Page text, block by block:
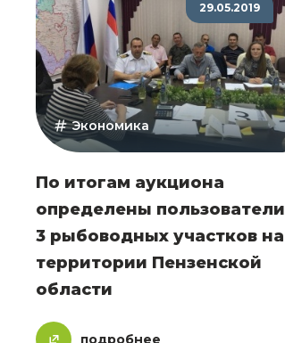
29.05.2019
Экономика
По итогам аукциона
определены пользователи
3 рыбоводных участков на
территории Пензенской
области
подробнее